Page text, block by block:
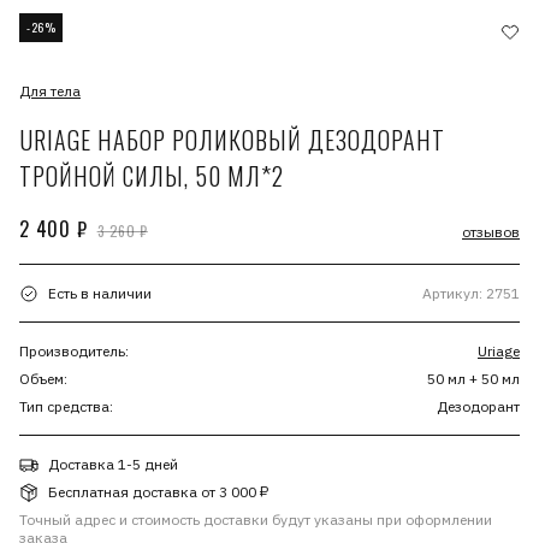
-26%
Для тела
URIAGE НАБОР РОЛИКОВЫЙ ДЕЗОДОРАНТ
ТРОЙНОЙ СИЛЫ, 50 МЛ*2
2 400 ₽ 3 260 ₽ отзывов
Есть в наличии Артикул: 2751
Производитель:
Uriage
Объем:
50 мл + 50 мл
Тип средства:
Дезодорант
Доставка 1-5 дней
Бесплатная доставка от 3 000 ₽
Точный адрес и стоимость доставки будут указаны при оформлении
заказа